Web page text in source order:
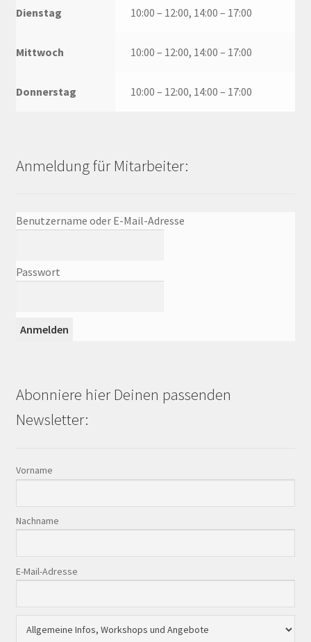
Dienstag 10:00 – 12:00, 14:00 – 17:00
Mittwoch 10:00 – 12:00, 14:00 – 17:00
Donnerstag 10:00 – 12:00, 14:00 – 17:00
Anmeldung für Mitarbeiter:
Benutzername oder E-Mail-Adresse
Passwort
Abonniere hier Deinen passenden
Newsletter:
Vorname
Nachname
E-Mail-Adresse